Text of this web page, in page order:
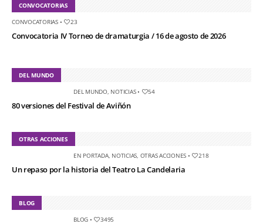
CONVOCATORIAS
CONVOCATORIAS• 23
Convocatoria IV Torneo de dramaturgia / 16 de agosto de 2026
DEL MUNDO
DEL MUNDO, NOTICIAS• 54
80 versiones del Festival de Aviñón
OTRAS ACCIONES
EN PORTADA, NOTICIAS OTRAS ACCIONES • 218
Un repaso por la historia del Teatro La Candelaria
BLOG
BLOG • 3495